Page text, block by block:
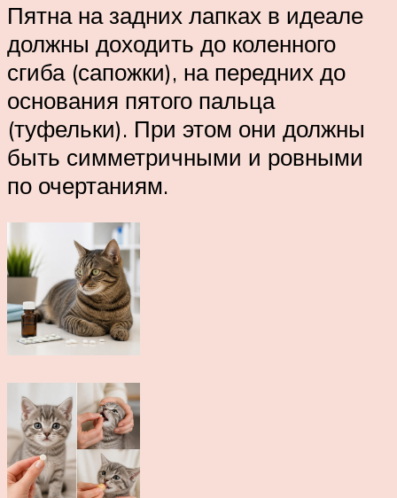
Пятна на задних лапках в идеале
должны доходить до коленного
сгиба (сапожки), на передних до
основания пятого пальца
(туфельки). При этом они должны
быть симметричными и ровными
по очертаниям.